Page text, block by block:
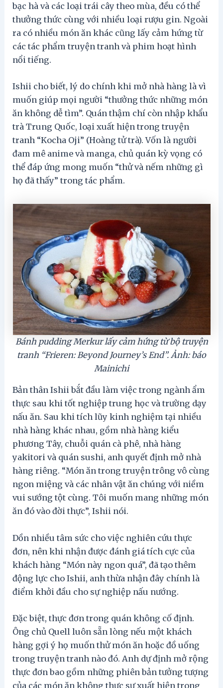
bạc hà và các loại trái cây theo mùa, đều có thể
thưởng thức cùng với nhiều loại rượu gin. Ngoài
ra có nhiều món ăn khác cũng lấy cảm hứng từ
các tác phẩm truyện tranh và phim hoạt hình
nổi tiếng.
Ishii cho biết, lý do chính khi mở nhà hàng là vì
muốn giúp mọi người “thưởng thức những món
ăn không dễ tìm”. Quán thậm chí còn nhập khẩu
trà Trung Quốc, loại xuất hiện trong truyện
tranh “Kocha Oji” (Hoàng tử trà). Vốn là người
đam mê anime và manga, chủ quán kỳ vọng có
thể đáp ứng mong muốn “thử và nếm những gì
họ đã thấy” trong tác phẩm.
Bánh pudding Merkur lấy cảm hứng từ bộ truyện
tranh “Frieren: Beyond Journey’s End”. Ảnh: báo
Mainichi
Bản thân Ishii bắt đầu làm việc trong ngành ẩm
thực sau khi tốt nghiệp trung học và trường dạy
nấu ăn. Sau khi tích lũy kinh nghiệm tại nhiều
nhà hàng khác nhau, gồm nhà hàng kiểu
phương Tây, chuỗi quán cà phê, nhà hàng
yakitori và quán sushi, anh quyết định mở nhà
hàng riêng. “Món ăn trong truyện trông vô cùng
ngon miệng và các nhân vật ăn chúng với niềm
vui sướng tột cùng. Tôi muốn mang những món
ăn đó vào đời thực”, Ishii nói.
Dồn nhiều tâm sức cho việc nghiên cứu thực
đơn, nên khi nhận được đánh giá tích cực của
khách hàng “Món này ngon quá”, đã tạo thêm
động lực cho Ishii, anh thừa nhận đây chính là
điểm khởi đầu cho sự nghiệp nấu nướng.
Đặc biệt, thực đơn trong quán không cố định.
Ông chủ Quell luôn sẵn lòng nếu một khách
hàng gợi ý họ muốn thử món ăn hoặc đồ uống
trong truyện tranh nào đó. Anh dự định mở rộng
thực đơn bao gồm những phiên bản tưởng tượng
của các món ăn không thực sự xuất hiện trong